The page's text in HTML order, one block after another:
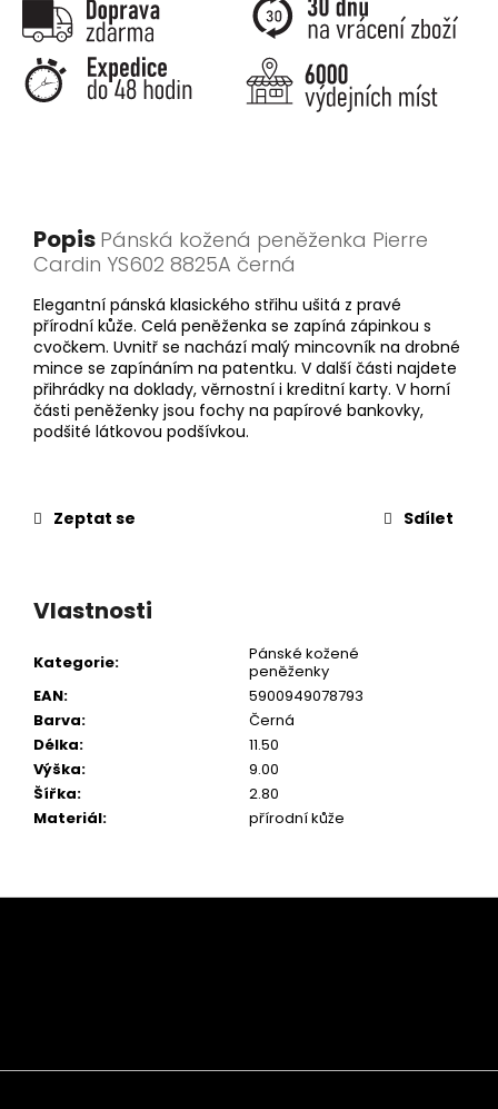
Popis Pánská kožená peněženka Pierre
Cardin YS602 8825A černá
Elegantní pánská klasického střihu ušitá z pravé
přírodní kůže. Celá peněženka se zapíná zápinkou s
cvočkem. Uvnitř se nachází malý mincovník na drobné
mince se zapínáním na patentku. V další části najdete
přihrádky na doklady, věrnostní i kreditní karty. V horní
části peněženky jsou fochy na papírové bankovky,
podšité látkovou podšívkou.
Zeptat se Sdílet
Vlastnosti
Kategorie:
Pánské kožené
peněženky
EAN:
5900949078793
Barva:
Černá
Délka:
11.50
Výška:
9.00
Šířka:
2.80
Materiál: přírodní kůže
Z